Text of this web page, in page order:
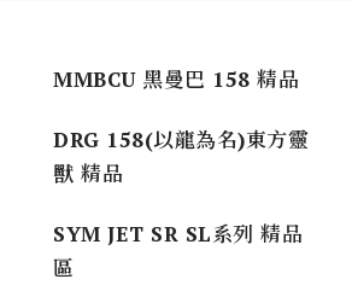
MMBCU 黑曼巴 158 精品
DRG 158(以龍為名)東方靈
獸 精品
SYM JET SR SL系列 精品
區